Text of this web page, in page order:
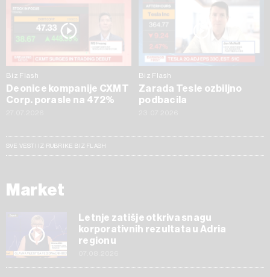
Biz Flash
Deonice kompanije CXMT
Corp. porasle na 472%
Biz Flash
Zarada Tesle ozbiljno
podbacila
SVE VESTI IZ RUBRIKE BIZ FLASH
Market
Letnje zatišje otkriva snagu
korporativnih rezultata u Adria
regionu